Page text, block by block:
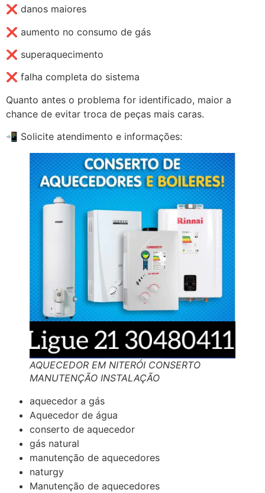
❌ danos maiores
❌ aumento no consumo de gás
❌ superaquecimento
❌ falha completa do sistema
Quanto antes o problema for identificado, maior a
chance de evitar troca de peças mais caras.
📲 Solicite atendimento e informações:
AQUECEDOR EM NITERÓI CONSERTO
MANUTENÇÃO INSTALAÇÃO
aquecedor a gás
Aquecedor de água
conserto de aquecedor
gás natural
manutenção de aquecedores
naturgy
Manutenção de aquecedores